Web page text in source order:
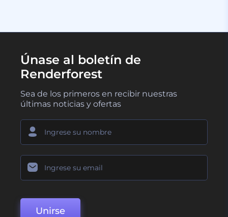
Únase al boletín de
Renderforest
Sea de los primeros en recibir nuestras
últimas noticias y ofertas
Unirse